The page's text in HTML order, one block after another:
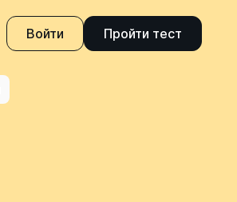
Войти Пройти тест